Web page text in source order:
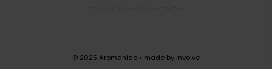
© 2025 Aromaniac • made by Involve